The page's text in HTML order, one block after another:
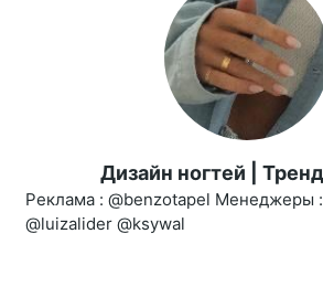
Дизайн ногтей |
Реклама : @benzotapel Менеджеры
@luizalider @ksywal